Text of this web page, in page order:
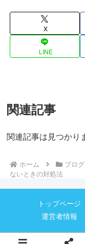
X
LINE
関連記事
関連記事は見つかり
ホーム プロ
ないときの対処法
トップページ
運営者情報